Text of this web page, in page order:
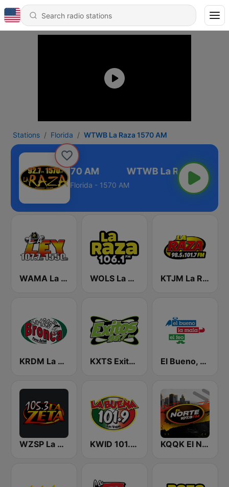
Stations Florida WTWB La Raza 1570 AM
La Raza 1570 AM
Florida - 1570 AM
WAMA La Ley 1550 WOLS La Raza 106.1 FM KTJM La Raza 98.5 / 103.3 FM KJOJ
KRDM La Bronca KXTS Exitos 98.7 FM El Bueno, La Mala y El Feo
WZSP La Zeta KWID 101.9 La Buena KQQK El Norte 107.9 / 101.7 FM